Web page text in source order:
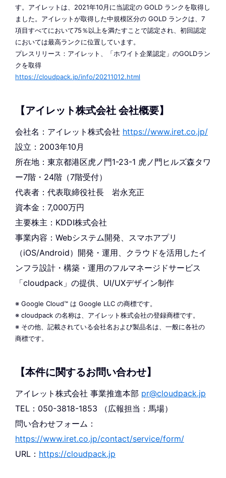
す。アイレットは、2021年10月に当認定の GOLD ランクを取得し
ました。アイレットが取得した中規模区分の GOLD ランクは、7
項目すべてにおいて75％以上を満たすことで認定され、初回認定
においては最高ランクに位置しています。
プレスリリース：アイレット、「ホワイト企業認定」のGOLDラン
クを取得
https://cloudpack.jp/info/20211012.html
【アイレット株式会社 会社概要】
会社名：アイレット株式会社 https://www.iret.co.jp/
設立：2003年10月
所在地：東京都港区虎ノ門1-23-1 虎ノ門ヒルズ森タワ
ー7階・24階（7階受付）
代表者：代表取締役社長 岩永充正
資本金：7,000万円
主要株主：KDDI株式会社
事業内容：Webシステム開発、スマホアプリ
（iOS/Android）開発・運用、クラウドを活用したイ
ンフラ設計・構築・運用のフルマネージドサービス
「cloudpack」の提供、UI/UXデザイン制作
※ Google Cloud™ は Google LLC の商標です。
※ cloudpack の名称は、アイレット株式会社の登録商標です。
※ その他、記載されている会社名および製品名は、一般に各社の
商標です。
【本件に関するお問い合わせ】
アイレット株式会社 事業推進本部 pr@cloudpack.jp
TEL：050-3818-1853 （広報担当：馬場）
問い合わせフォーム：
https://www.iret.co.jp/contact/service/form/
URL： https://cloudpack.jp